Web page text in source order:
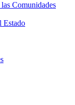
Comunidades
Estado